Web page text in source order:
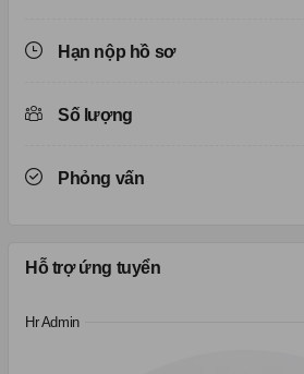
Hạn nộp hồ sơ
Số lượng
Phỏng vấn
Hỗ trợ ứng tuyển
Hr Admin